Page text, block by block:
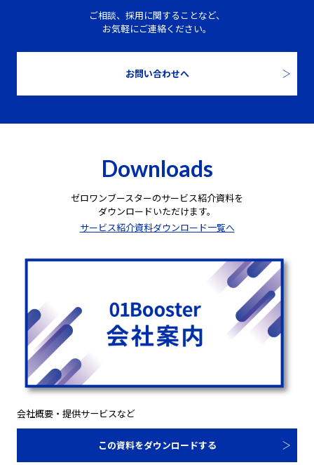
ご相談、採用に関することなど、
お気軽にご連絡ください。
お問い合わせへ
Downloads
ゼロワンブースターのサービス紹介資料を
ダウンロードいただけます。
サービス紹介資料ダウンロード一覧へ
会社概要・提供サービスなど
この資料をダウンロードする